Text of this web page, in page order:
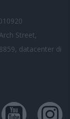
Street,
datacenter di